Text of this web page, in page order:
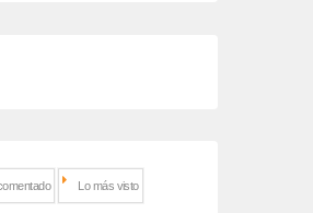
Lo más visto